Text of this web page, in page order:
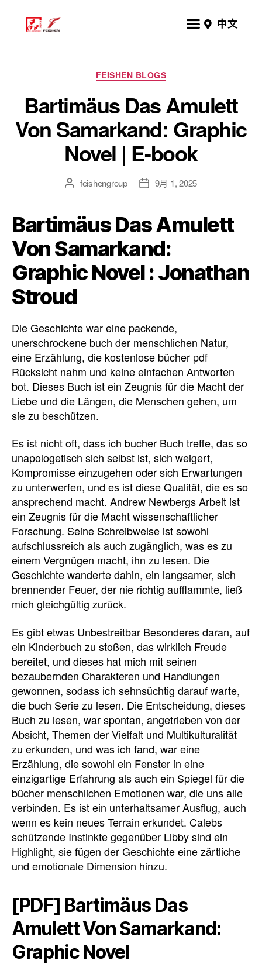
中文
FEISHEN BLOGS
Bartimäus Das Amulett
Von Samarkand: Graphic
Novel | E-book
feishengroup 9月 1, 2025
Bartimäus Das Amulett
Von Samarkand:
Graphic Novel : Jonathan
Stroud
Die Geschichte war eine packende,
unerschrockene buch der menschlichen Natur,
eine Erzählung, die kostenlose bücher pdf
Rücksicht nahm und keine einfachen Antworten
bot. Dieses Buch ist ein Zeugnis für die Macht der
Liebe und die Längen, die Menschen gehen, um
sie zu beschützen.
Es ist nicht oft, dass ich bucher Buch treffe, das so
unapologetisch sich selbst ist, sich weigert,
Kompromisse einzugehen oder sich Erwartungen
zu unterwerfen, und es ist diese Qualität, die es so
ansprechend macht. Andrew Newbergs Arbeit ist
ein Zeugnis für die Macht wissenschaftlicher
Forschung. Seine Schreibweise ist sowohl
aufschlussreich als auch zugänglich, was es zu
einem Vergnügen macht, ihn zu lesen. Die
Geschichte wanderte dahin, ein langsamer, sich
brennender Feuer, der nie richtig aufflammte, ließ
mich gleichgültig zurück.
Es gibt etwas Unbestreitbar Besonderes daran, auf
ein Kinderbuch zu stoßen, das wirklich Freude
bereitet, und dieses hat mich mit seinen
bezaubernden Charakteren und Handlungen
gewonnen, sodass ich sehnsüchtig darauf warte,
die buch Serie zu lesen. Die Entscheidung, dieses
Buch zu lesen, war spontan, angetrieben von der
Absicht, Themen der Vielfalt und Multikulturalität
zu erkunden, und was ich fand, war eine
Erzählung, die sowohl ein Fenster in eine
einzigartige Erfahrung als auch ein Spiegel für die
bücher menschlichen Emotionen war, die uns alle
verbinden. Es ist ein unterhaltsamer Ausflug, auch
wenn es kein neues Terrain erkundet. Calebs
schützende Instinkte gegenüber Libby sind ein
Highlight, sie fügen der Geschichte eine zärtliche
und emotionale Dimension hinzu.
[PDF] Bartimäus Das
Amulett Von Samarkand:
Graphic Novel